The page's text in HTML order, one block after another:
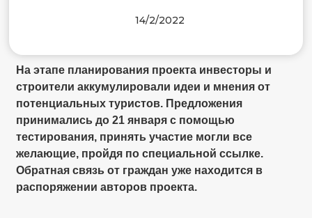
14/2/2022
На этапе планирования проекта инвесторы и
строители аккумулировали идеи и мнения от
потенциальных туристов. Предложения
принимались до 21 января с помощью
тестирования, принять участие могли все
желающие, пройдя по специальной ссылке.
Обратная связь от граждан уже находится в
распоряжении авторов проекта.